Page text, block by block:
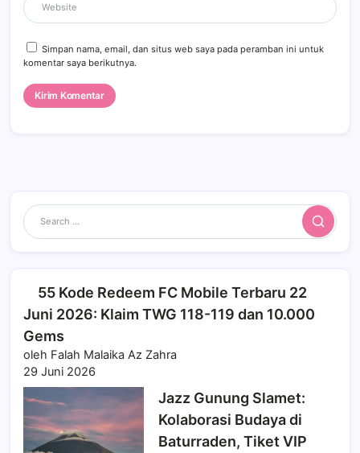
Simpan nama, email, dan situs web saya pada peramban ini untuk
komentar saya berikutnya.
Search
55 Kode Redeem FC Mobile Terbaru 22
Juni 2026: Klaim TWG 118-119 dan 10.000
Gems
oleh Falah Malaika Az Zahra
29 Juni 2026
Jazz Gunung Slamet:
Kolaborasi Budaya di
Baturraden, Tiket VIP